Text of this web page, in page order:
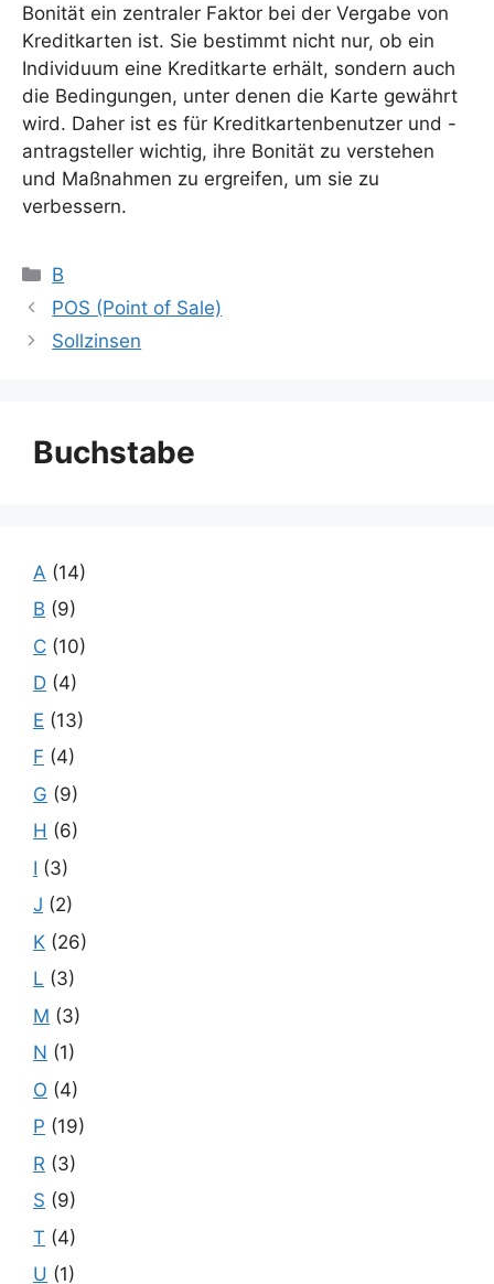
Bonität ein zentraler Faktor bei der Vergabe von
Kreditkarten ist. Sie bestimmt nicht nur, ob ein
Individuum eine Kreditkarte erhält, sondern auch
die Bedingungen, unter denen die Karte gewährt
wird. Daher ist es für Kreditkartenbenutzer und -
antragsteller wichtig, ihre Bonität zu verstehen
und Maßnahmen zu ergreifen, um sie zu
verbessern.
Kategorien
B
POS (Point of Sale)
Sollzinsen
Buchstabe
A (14)
B (9)
C (10)
D (4)
E (13)
F (4)
G (9)
H (6)
I (3)
J (2)
K (26)
L (3)
M (3)
N (1)
O (4)
P (19)
R (3)
S (9)
T (4)
U (1)